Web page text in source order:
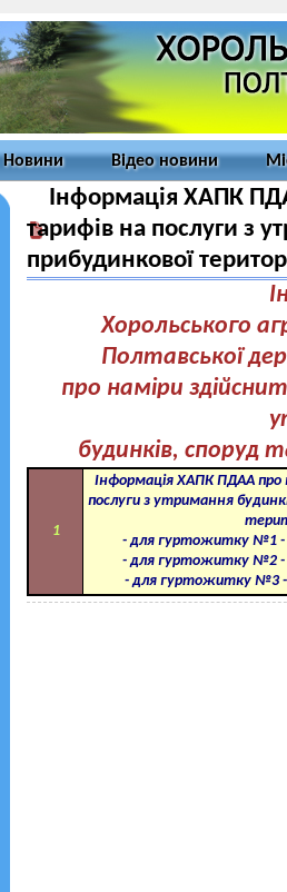
Новини Відео новини
Інформація ХАПК
тарифів на послуги з
прибудинкової
Хорольського
Полтавської
про наміри
будинків, споруд
1
Інформація ХАПК ПДАА
послуги з утримання
- для гуртожитку №1 -
- для гуртожитку №2 -
- для гуртожитку №3 -